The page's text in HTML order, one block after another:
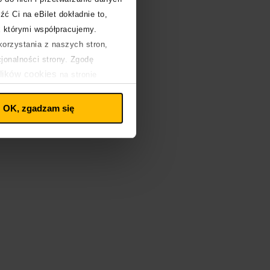
Ci na eBilet dokładnie to,
współpracujemy.
z naszych stron,
strony. Zgodę
cookies
OK, zgadzam się